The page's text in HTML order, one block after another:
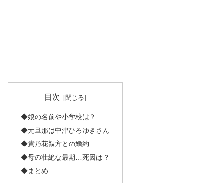
目次
◆娘の名前や小学校は？
◆元旦那は中津ひろゆきさん
◆貴乃花親方との婚約
◆母の壮絶な最期…死因は？
◆まとめ